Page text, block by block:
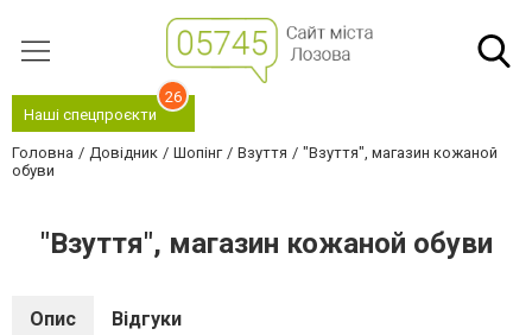
Наші спецпроєкти
26
Головна Довідник Шопінг Взуття
"Взуття", магазин кожаной
обуви
"Взуття", магазин кожаной обуви
Опис Відгуки